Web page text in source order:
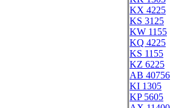
KX 4225
KS 3125
KW 1155
KQ 4225
KS 1155
KZ 6225
AB 40756
KI 1305
KP 5605